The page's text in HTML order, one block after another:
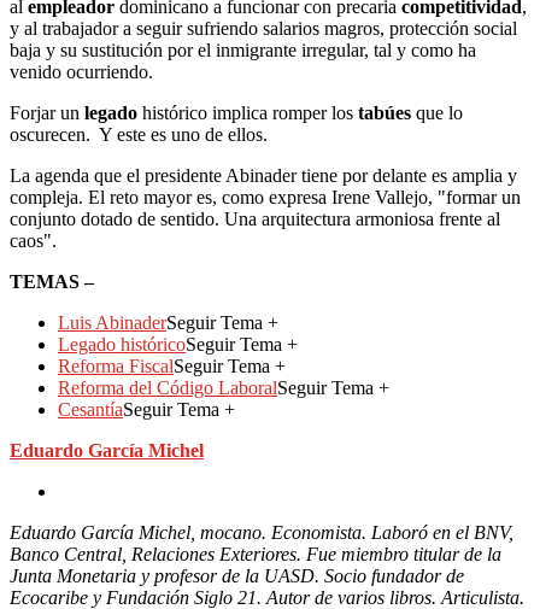
al empleador dominicano a funcionar con precaria competitividad,
y al trabajador a seguir sufriendo salarios magros, protección social
baja y su sustitución por el inmigrante irregular, tal y como ha
venido ocurriendo.
Forjar un legado histórico implica romper los tabúes que lo
oscurecen. Y este es uno de ellos.
La agenda que el presidente Abinader tiene por delante es amplia y
compleja. El reto mayor es, como expresa Irene Vallejo, "formar un
conjunto dotado de sentido. Una arquitectura armoniosa frente al
caos".
TEMAS –
Luis AbinaderSeguir Tema +
Legado históricoSeguir Tema +
Reforma FiscalSeguir Tema +
Reforma del Código LaboralSeguir Tema +
CesantíaSeguir Tema +
Eduardo García Michel
Eduardo García Michel, mocano. Economista. Laboró en el BNV,
Banco Central, Relaciones Exteriores. Fue miembro titular de la
Junta Monetaria y profesor de la UASD. Socio fundador de
Ecocaribe y Fundación Siglo 21. Autor de varios libros. Articulista.